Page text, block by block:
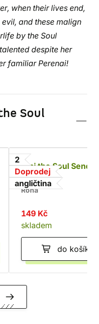
when their lives end,
and these malign
by the Soul
despite her
familiar Perenai!
Soul
2
Doprodej
angličtina
Alpi the Soul Sender
Vol. 2
Rona
149 Kč
skladem
do košíku